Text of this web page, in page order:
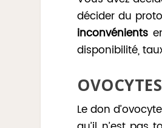
décider du
inconvénients
disponibilité,
Le don